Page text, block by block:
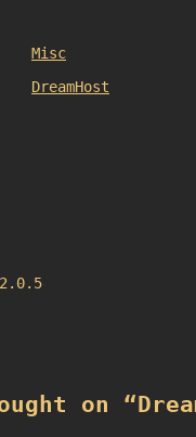
Misc
DreamHost
2.0.5
on “